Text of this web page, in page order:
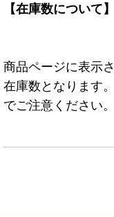
【在庫数について】
商品ページに表示
在庫数となります
でご注意ください。